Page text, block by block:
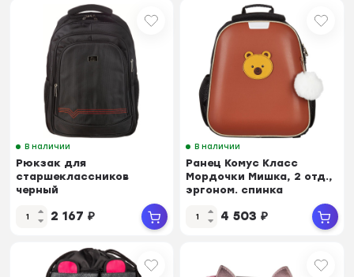
В наличии
Рюкзак для
старшеклассников
черный
2 167 ₽
В наличии
Ранец Комус Класс
Мордочки Мишка, 2 отд.,
эргоном. спинка
4 503 ₽